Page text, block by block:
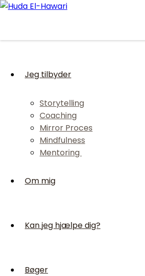
Skip to content
Jeg tilbyder
Storytelling
Coaching
Mirror Proces
Mindfulness
Mentoring
Om mig
Kan jeg hjælpe dig?
Bøger